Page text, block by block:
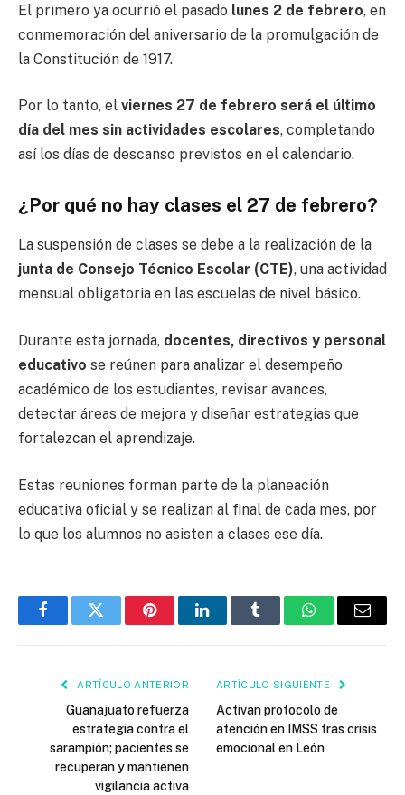
El primero ya ocurrió el pasado lunes 2 de febrero, en
conmemoración del aniversario de la promulgación de
la Constitución de 1917.
Por lo tanto, el viernes 27 de febrero será el último
día del mes sin actividades escolares, completando
así los días de descanso previstos en el calendario.
¿Por qué no hay clases el 27 de febrero?
La suspensión de clases se debe a la realización de la
junta de Consejo Técnico Escolar (CTE), una actividad
mensual obligatoria en las escuelas de nivel básico.
Durante esta jornada, docentes, directivos y personal
educativo se reúnen para analizar el desempeño
académico de los estudiantes, revisar avances,
detectar áreas de mejora y diseñar estrategias que
fortalezcan el aprendizaje.
Estas reuniones forman parte de la planeación
educativa oficial y se realizan al final de cada mes, por
lo que los alumnos no asisten a clases ese día.
FacebookTwitter PinterestLinkedInTumblr WhatsAppEmail
ARTÍCULO ANTERIOR
Guanajuato refuerza
estrategia contra el
sarampión; pacientes se
recuperan y mantienen
vigilancia activa
ARTÍCULO SIGUIENTE
Activan protocolo de
atención en IMSS tras crisis
emocional en León